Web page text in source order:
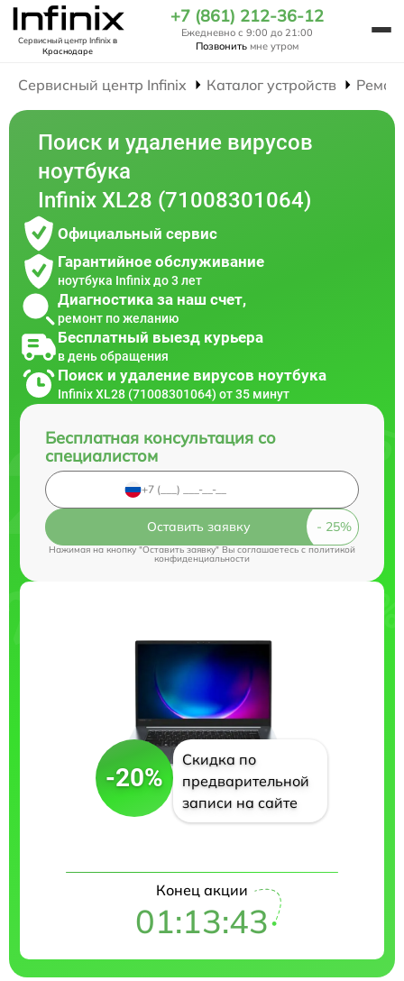
Сервисный центр Infinixв
Краснодаре
+7 (861) 212-36-12
Ежедневно с 9:00 до 21:00
Позвонить мне утром
Сервисный центр Infinix Каталог устройств
Поиск и удаление вирусов
ноутбука
Infinix XL28 (71008301064)
Официальный сервис
Гарантийное обслуживание
ноутбука Infinix до 3 лет
Диагностика за наш счет,
ремонт по желанию
Бесплатный выезд курьера
в день обращения
Поиск и удаление вирусов ноутбука
Infinix XL28 (71008301064) от 35 минут
Бесплатная консультация со
специалистом
Оставить заявку
Нажимая на кнопку "Оставить заявку" Вы соглашаетесь cполитикой
конфиденциальности
-20%
Скидка по
предварительной
записи на сайте
Конец акции
01:13:42